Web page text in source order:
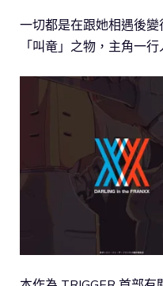
一切都是在跟她相遇後
「叫竜」之物，主角一